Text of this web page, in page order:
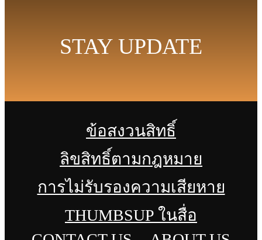
STAY UPDATE
ข้อสงวนสิทธิ์
ลิขสิทธิ์ตามกฎหมาย
การไม่รับรองความเสียหาย
THUMBSUP ในสื่อ